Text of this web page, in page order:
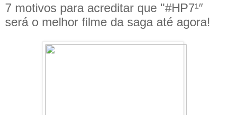
7 motivos para acreditar que "#HP7¹″
será o melhor filme da saga até agora!